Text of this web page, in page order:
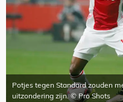
Potjes tegen Standard zouden
uitzondering zijn. © Pro Shots